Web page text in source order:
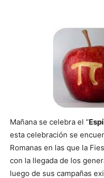
Mañana se celebra el “
esta celebración se
Romanas en las que la
con la llegada de los
luego de sus campañas